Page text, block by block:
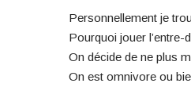
Personnellement je
Pourquoi jouer l’entre-
On décide de ne plus
On est omnivore ou